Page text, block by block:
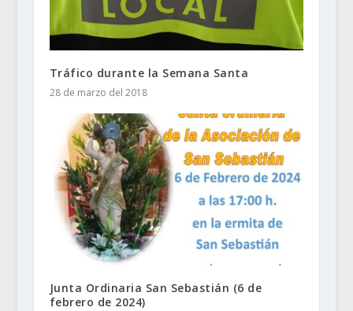
Tráfico durante la Semana Santa
28 de marzo del 2018
Junta Ordinaria San Sebastián (6 de
febrero de 2024)